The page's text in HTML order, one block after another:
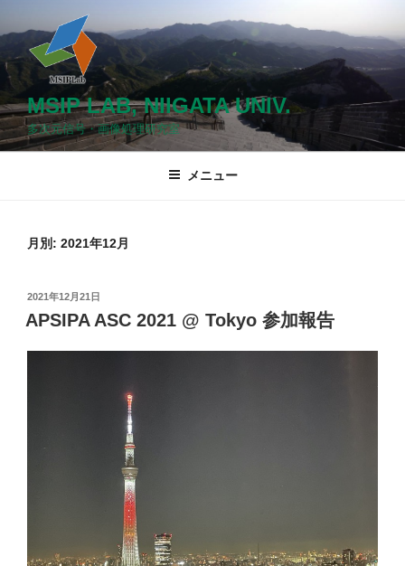
ン
ン
へ
ス
MSIP LAB, NIIGATA UNIV.
多次元信号・画像処理研究室
メニュー
月別: 2021年12月
投
稿
日:
2021年12月21日
APSIPA ASC 2021 @ Tokyo 参加報告